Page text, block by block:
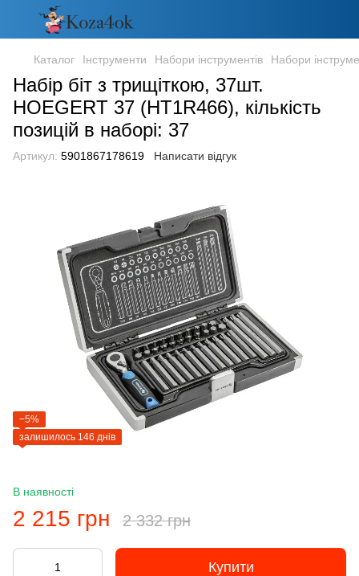
Каталог Інструменти Набори інструментів Набори
Набір біт з трищіткою, 37шт.
HOEGERT 37 (HT1R466), кількість
позицій в наборі: 37
Артикул: 5901867178619 Написати відгук
−5%
залишилось 146 днів
В наявності
2 215 грн 2 332 грн
Купити